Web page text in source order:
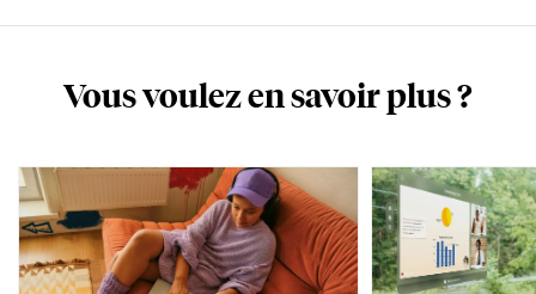
Vous voulez en savoir plus ?